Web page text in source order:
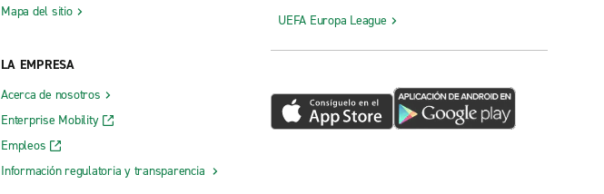
Mapa del sitio
LA EMPRESA
Acerca de nosotros
Enterprise Mobility
Empleos
Información regulatoria y transparencia
UEFA Europa League